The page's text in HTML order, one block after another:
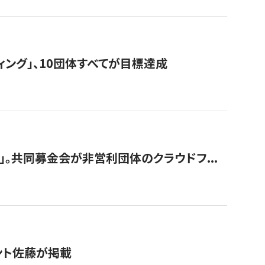
グ」、10団体すべてが目標達成
。共同募金会が非営利団体のクラウドフ...
佐藤が掲載